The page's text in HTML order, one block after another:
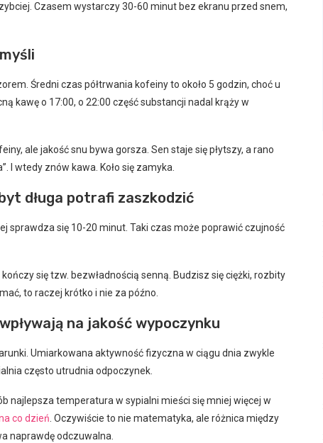
Czasem wystarczy 30-60 minut bez ekranu przed snem,
Średni czas półtrwania kofeiny to około 5 godzin, choć u
kawę o 17:00, o 22:00 część substancji nadal krąży w
ale jakość snu bywa gorsza. Sen staje się płytszy, a rano
I wtedy znów kawa. Koło się zamyka.
długa potrafi zaszkodzić
sprawdza się 10-20 minut. Taki czas może poprawić czujność
się tzw. bezwładnością senną. Budzisz się ciężki, rozbity
to raczej krótko i nie za późno.
na jakość wypoczynku
Umiarkowana aktywność fizyczna w ciągu dnia zwykle
często utrudnia odpoczynek.
najlepsza temperatura w sypialni mieści się mniej więcej w
co dzień . Oczywiście to nie matematyka, ale różnica między
naprawdę odczuwalna.